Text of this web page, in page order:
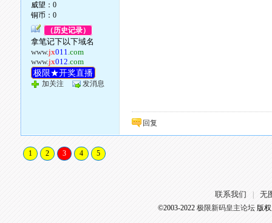
威望：0
铜币：0
（历史记录）
拿笔记下以下域名
www.jx011.com
www.jx012.com
极限★开奖直播
加关注 发消息
回复
1 2 3 4 5
联系我们 无
©2003-2022 极限新码皇主论坛版权